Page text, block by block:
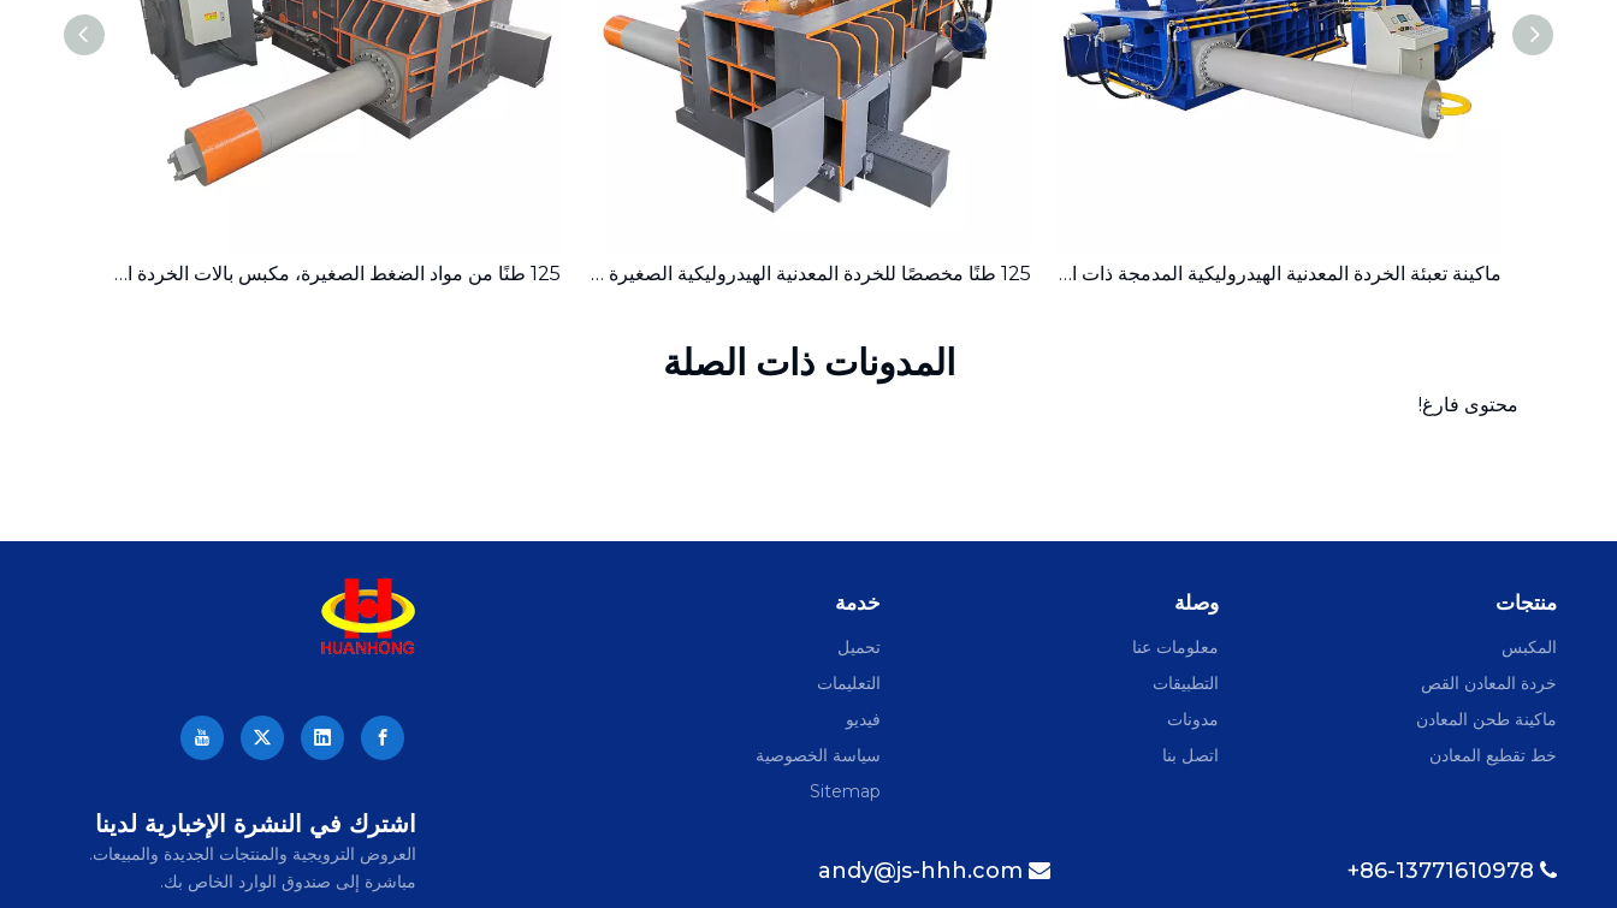
125 طنًا من مواد الضغط الصغيرة، مكبس بالات الخردة المعدنية الهيدروليكي 125 طنًا مخصصًا للخردة المعدنية الهيدروليكية الصغيرة ذات الدفع الجانبي ماكينة تعبئة الخردة المعدنية الهيدروليكية المدمجة ذات الدفع الجانبي بقدرة 315 طنًا
المدونات ذات الصلة
محتوى فارغ!
اشترك في النشرة الإخبارية لدينا
العروض الترويجية والمنتجات الجديدة والمبيعات.
مباشرة إلى صندوق الوارد الخاص بك.
منتجات
المكبس
خردة المعادن القص
ماكينة طحن المعادن
خط تقطيع المعادن
وصلة
معلومات عنا
التطبيقات
مدونات
اتصل بنا
خدمة
تحميل
التعليمات
فيديو
سياسة الخصوصية
Sitemap

